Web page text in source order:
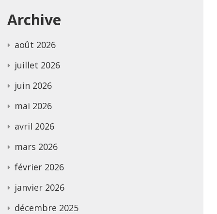
Archive
août 2026
juillet 2026
juin 2026
mai 2026
avril 2026
mars 2026
février 2026
janvier 2026
décembre 2025